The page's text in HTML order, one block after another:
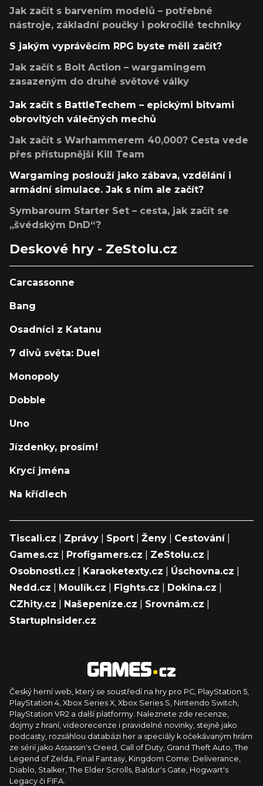
Jak začít s barvením modelů – potřebné
nástroje, základní poučky i pokročilé techniky
S jakým vyprávěcím RPG byste měli začít?
Jak začít s Bolt Action – wargamingem
zasazeným do druhé světové války
Jak začít s BattleTechem – epickými bitvami
obrovitých válečných mechů
Jak začít s Warhammerem 40,000? Cesta vede
přes přístupnější Kill Team
Wargaming poslouží jako zábava, vzdělání i
armádní simulace. Jak s ním ale začít?
Symbaroum Starter Set – cesta, jak začít se
„švédským DnD“?
Deskové hry - ZeStolu.cz
Carcassonne
Bang
Osadníci z Katanu
7 divů světa: Duel
Monopoly
Dobble
Uno
Jízdenky, prosím!
Krycí jména
Na křídlech
Tiscali.cz Zprávy Sport Ženy Cestování|
Games.cz
Profigamers.cz ZeStolu.cz
Osobnosti.cz
Karaoketexty.cz Úschovna.cz
Nedd.cz
Moulík.cz Fights.cz Dokina.cz
CZhity.cz
Našepeníze.cz Srovnám.cz
StartupInsider.cz
Český herní web, který se soustředí na hry pro PC, PlayStation 5,
PlayStation 4, Xbox Series X, Xbox Series S, Nintendo Switch,
PlayStation VR2 a další platformy. Naleznete zde recenze,
dojmy z hraní, videorecenze i pravidelné novinky, stejně jako
podcasty, rozsáhlou databázi her a speciály k očekávaným hrám
ze sérií jako Assassin's Creed, Call of Duty, Grand Theft Auto, The
Legend of Zelda, Final Fantasy, Kingdom Come: Deliverance,
Diablo, Stalker, The Elder Scrolls, Baldur's Gate, Hogwart's
Legacy či FIFA.